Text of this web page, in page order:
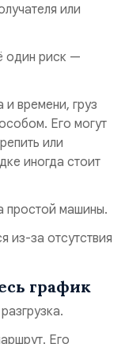
или
один риск —
и времени, груз
Его могут
или
иногда стоит
простой машины.
из-за отсутствия
график
Его